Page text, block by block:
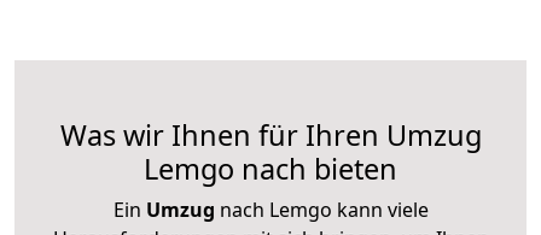
Was wir Ihnen für Ihren Umzug
Lemgo nach bieten
Ein Umzug nach Lemgo kann viele